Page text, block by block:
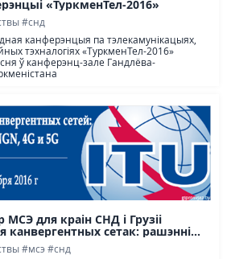
«ТуркменТел-2016»
#снд
канферэнцыя па тэлекамунікацыях,
тэхналогіях «ТуркменТел-2016»
ў канферэнц-зале Гандлёва-
МСЭ для краін СНД і Грузіі
канвергентных сетак: рашэнні...
#мсэ#снд